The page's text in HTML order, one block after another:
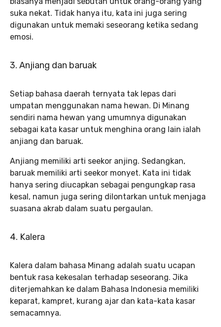
suka nekat. Tidak hanya itu, kata ini juga sering
digunakan untuk memaki seseorang ketika sedang
emosi.
3. Anjiang dan baruak
Setiap bahasa daerah ternyata tak lepas dari
umpatan menggunakan nama hewan. Di Minang
sendiri nama hewan yang umumnya digunakan
sebagai kata kasar untuk menghina orang lain ialah
anjiang dan baruak.
Anjiang memiliki arti seekor anjing. Sedangkan,
baruak memiliki arti seekor monyet. Kata ini tidak
hanya sering diucapkan sebagai pengungkap rasa
kesal, namun juga sering dilontarkan untuk menjaga
suasana akrab dalam suatu pergaulan.
4. Kalera
Kalera dalam bahasa Minang adalah suatu ucapan
bentuk rasa kekesalan terhadap seseorang. Jika
diterjemahkan ke dalam Bahasa Indonesia memiliki
keparat, kampret, kurang ajar dan kata-kata kasar
semacamnya.